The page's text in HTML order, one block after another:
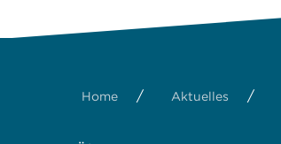
Home / Aktuelles /